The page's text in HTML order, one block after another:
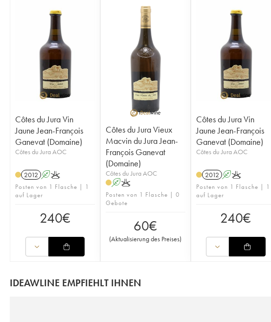
Côtes du Jura Vin
Jaune Jean-François
Ganevat (Domaine)
Côtes du Jura AOC
2012 AK
Posten von 1 Flasche | 1
auf Lager
240€
Côtes du Jura Vieux
Macvin du Jura Jean-
François Ganevat
(Domaine)
Côtes du Jura AOC
AK
Posten von 1 Flasche | 0
Gebote
60€
(Aktualisierung des Preises)
Côtes du Jura Vin
Jaune Jean-François
Ganevat (Domaine)
Côtes du Jura AOC
2012 AK
Posten von 1 Flasche | 1
auf Lager
240€
IDEAWLINE EMPFIEHLT IHNEN